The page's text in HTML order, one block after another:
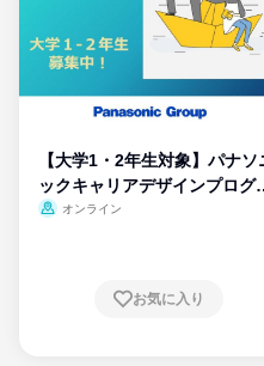
【大学1・2年生対象】パナソ
ックキャリアデザインプログ
ム
オンライン
お気に入り